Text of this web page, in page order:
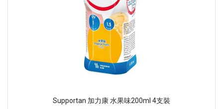
Supportan 加力康 水果味200ml 4支裝